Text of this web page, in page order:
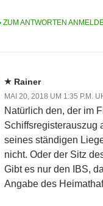
ZUM ANTWORTEN
Rainer
MAI 20, 2018 UM 1:35 P.M.
Natürlich den, der im
Schiffsregisterauszug
seines ständigen
nicht. Oder der Sitz
Gibt es nur den IBS,
Angabe des